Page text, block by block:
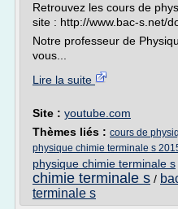
Retrouvez les cours de
site : http://www.bac-s.net/
Notre professeur de
vous...
Lire la suite
Site : youtube.com
Thèmes liés : cours de
physique chimie terminale s
physique chimie terminale s
chimie terminale s /
terminale s